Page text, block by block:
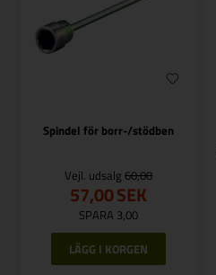
Spindel för borr-/stödben
Vejl. udsalg60,00
57,00SEK
SPARA 3,00